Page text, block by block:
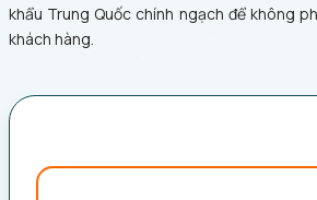
khẩu Trung Quốc chính ngạch để không
khách hàng.